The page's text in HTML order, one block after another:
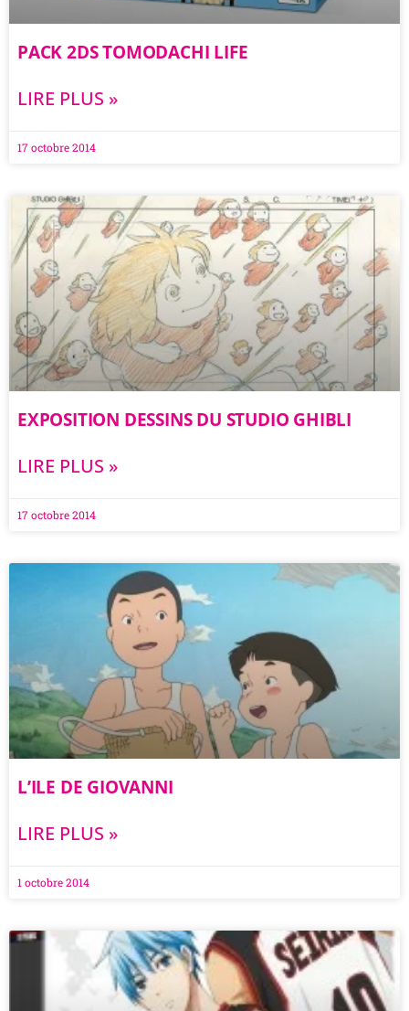
PACK 2DS TOMODACHI LIFE
LIRE PLUS »
17 octobre 2014
EXPOSITION DESSINS DU STUDIO GHIBLI
LIRE PLUS »
17 octobre 2014
L’ILE DE GIOVANNI
LIRE PLUS »
1 octobre 2014